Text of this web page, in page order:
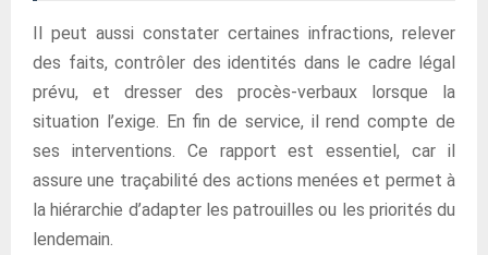
Il peut aussi constater certaines infractions, relever
des faits, contrôler des identités dans le cadre légal
prévu, et dresser des procès-verbaux lorsque la
situation l’exige. En fin de service, il rend compte de
ses interventions. Ce rapport est essentiel, car il
assure une traçabilité des actions menées et permet à
la hiérarchie d’adapter les patrouilles ou les priorités du
lendemain.